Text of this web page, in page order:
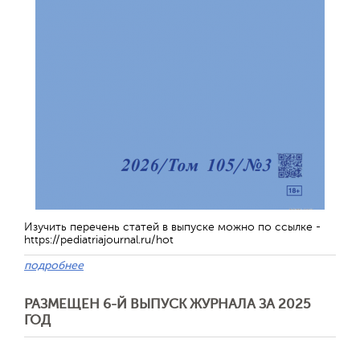
Изучить перечень статей в выпуске можно по ссылке -
https://pediatriajournal.ru/hot
подробнее
РАЗМЕЩЕН 6-Й ВЫПУСК ЖУРНАЛА ЗА 2025
ГОД